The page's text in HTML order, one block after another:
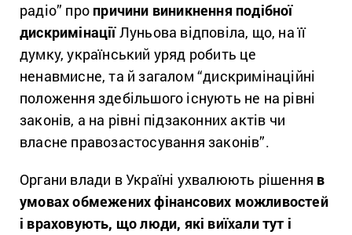
радіо” про причини виникнення подібної
дискримінаціїЛуньова відповіла, що, на її
думку, український уряд робить це
ненавмисне, та й загалом “дискримінаційні
положення здебільшого існують не на рівні
законів, а на рівні підзаконних актів чи
власне правозастосування законів”.
Органи влади в Україні ухвалюють рішення в
умовах обмежених фінансових можливостей
і враховують, що люди, які виїхали тут і